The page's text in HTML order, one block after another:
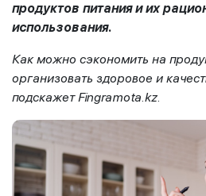
продуктов питания и их
использования.
Как можно сэкономить на
организовать здоровое и
подскажетFingramota.kz.